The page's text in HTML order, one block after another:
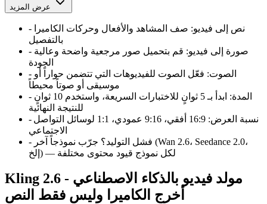
عرض المزيد
- نص إلى فيديو: صف المشاهد والأفعال وحركات الكاميرا
بالتفصيل
-
صورة إلى فيديو: قم بتحميل صور مرجعية واضحة وعالية
الجودة
-
الصوت: فعّل الصوت للفيديوهات التي تتضمن حواراً أو
موسيقى أو صوتاً محيطاً
-
المدة:
ابدأ بـ 5 ثوانٍ للاختبارات السريعة، واستخدم 10 ثوانٍ
للنتيجة النهائية
-
نسبة العرض:
16:9 أفقي، 9:16 عمودي، 1:1 لوسائل التواصل
الاجتماعي
- فشل التوليد؟ جرّب نموذجاً آخر (Wan 2.6، Seedance 2.0،
إلخ) — لكل نموذج قيود محتوى مختلفة
Kling 2.6 مولد فيديو بالذكاء الاصطناعي -
أخرج الكاميرا وليس فقط النص